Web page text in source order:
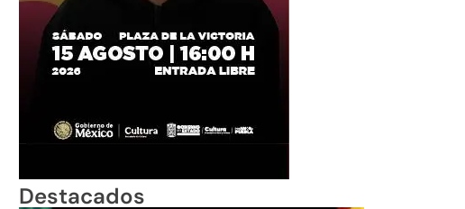
Destacados